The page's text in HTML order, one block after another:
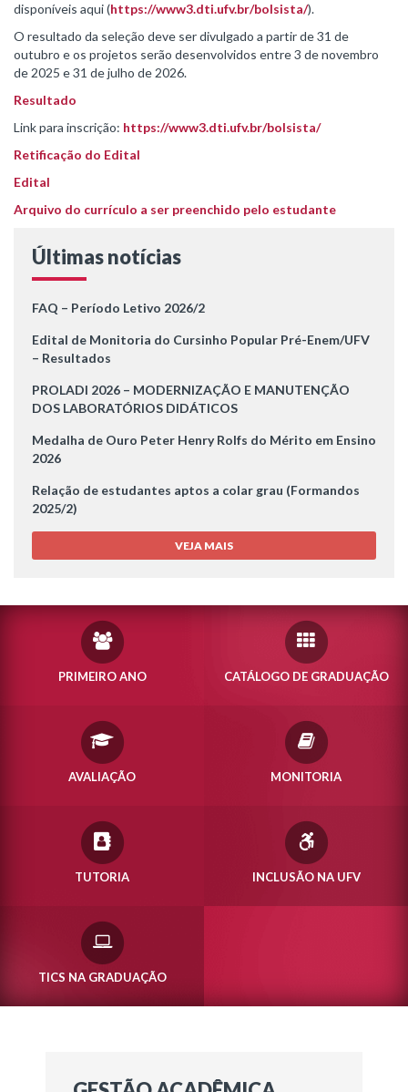
disponíveis aqui (https://www3.dti.ufv.br/bolsista/).
O resultado da seleção deve ser divulgado a partir de 31 de
outubro e os projetos serão desenvolvidos entre 3 de novembro
de 2025 e 31 de julho de 2026.
Resultado
Link para inscrição: https://www3.dti.ufv.br/bolsista/
Retificação do Edital
Edital
Arquivo do currículo a ser preenchido pelo estudante
Últimas notícias
FAQ – Período Letivo 2026/2
Edital de Monitoria do Cursinho Popular Pré-Enem/UFV
– Resultados
PROLADI 2026 – MODERNIZAÇÃO E MANUTENÇÃO
DOS LABORATÓRIOS DIDÁTICOS
Medalha de Ouro Peter Henry Rolfs do Mérito em Ensino
2026
Relação de estudantes aptos a colar grau (Formandos
2025/2)
VEJA MAIS
PRIMEIRO ANO CATÁLOGO DE GRADUAÇÃO
AVALIAÇÃO MONITORIA
TUTORIA INCLUSÃO NA UFV
TICS NA GRADUAÇÃO